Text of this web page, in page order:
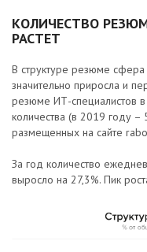
КОЛИЧЕСТВО
РАСТЕТ
В структуре резюме
значительно приросла и
резюме ИТ-специалистов
количества (в 2019 году –
размещенных на сайте
За год количество
выросло на 27,3%. Пик